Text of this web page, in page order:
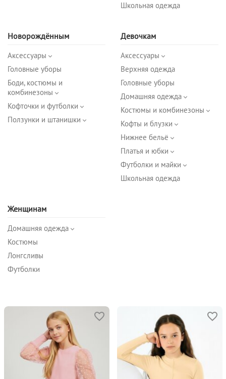
Школьная одежда
Новорождённым
Аксессуары
Головные уборы
Боди, костюмы и
комбинезоны
Кофточки и футболки
Ползунки и штанишки
Девочкам
Аксессуары
Верхняя одежда
Головные уборы
Домашняя одежда
Костюмы и комбинезоны
Кофты и блузки
Нижнее бельё
Платья и юбки
Футболки и майки
Школьная одежда
Женщинам
Домашняя одежда
Костюмы
Лонгсливы
Футболки